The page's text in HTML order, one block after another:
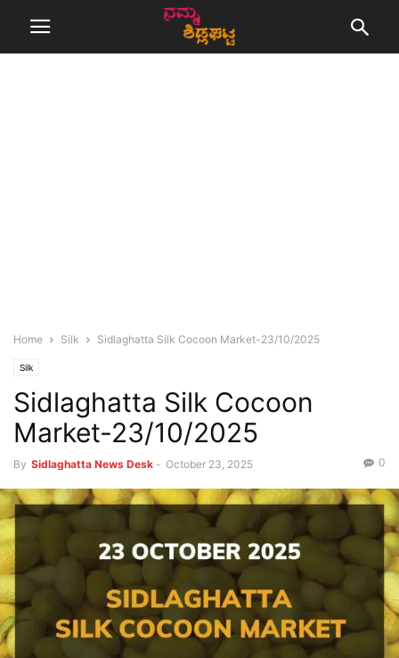
Home Silk Sidlaghatta Silk Cocoon Market-23/10/2025
Silk
Sidlaghatta Silk Cocoon
Market-23/10/2025
By Sidlaghatta News Desk - October 23, 2025 0